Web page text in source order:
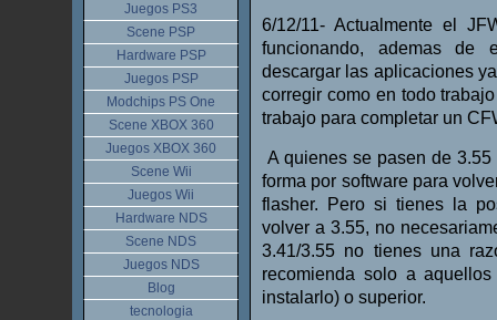
6/12/11- Actualmente el
funcionando, ademas de
descargar las aplicaciones
corregir como en todo
trabajo para completar un
A quienes se pasen de
forma por software para
flasher. Pero si tienes la
volver a 3.55, no
3.41/3.55 no tienes una
recomienda solo a
instalarlo) o superior.
Juegos PS3
Scene PSP
Hardware PSP
Juegos PSP
Modchips PS One
Scene XBOX 360
Juegos XBOX 360
Scene Wii
Juegos Wii
Hardware NDS
Scene NDS
Juegos NDS
Blog
tecnologia